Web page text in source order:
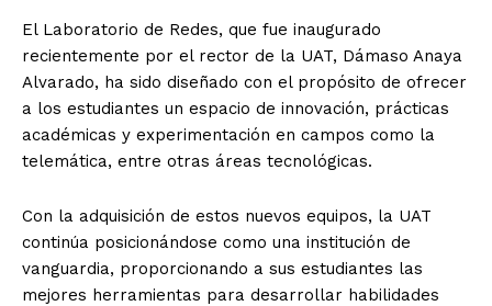
El Laboratorio de Redes, que fue inaugurado
recientemente por el rector de la UAT, Dámaso Anaya
Alvarado, ha sido diseñado con el propósito de ofrecer
a los estudiantes un espacio de innovación, prácticas
académicas y experimentación en campos como la
telemática, entre otras áreas tecnológicas.
Con la adquisición de estos nuevos equipos, la UAT
continúa posicionándose como una institución de
vanguardia, proporcionando a sus estudiantes las
mejores herramientas para desarrollar habilidades